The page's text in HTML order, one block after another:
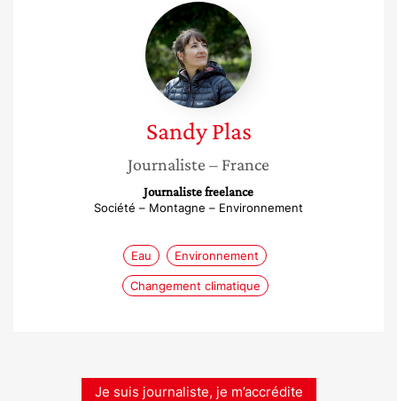
Sandy
Plas
Sandy Plas
Journaliste – France
Journaliste freelance
Société – Montagne – Environnement
Eau Environnement
Changement climatique
Je suis journaliste, je m’accrédite